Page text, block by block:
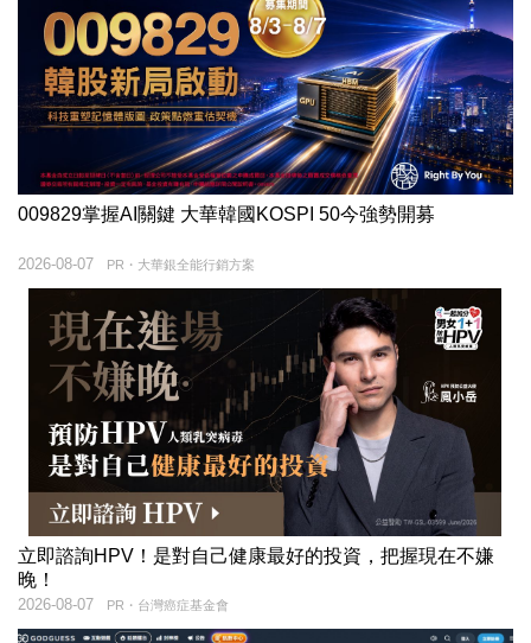
009829掌握AI關鍵 大華韓國KOSPI 50今強勢開募
PR・大華銀全能行銷方案
2026-08-07
立即諮詢HPV！是對自己健康最好的投資，把握現在不嫌
晚！
PR・台灣癌症基金會
2026-08-07